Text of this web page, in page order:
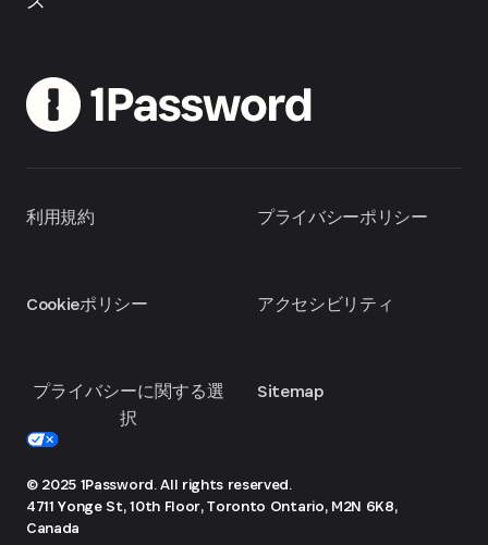
利用規約
Cookieポリシー
プライバシーに関する選
択
プライバシーポリシー
アクセシビリティ
Sitemap
© 2025 1Password. All rights reserved.
4711 Yonge St, 10th Floor, Toronto Ontario, M2N 6K8,
Canada